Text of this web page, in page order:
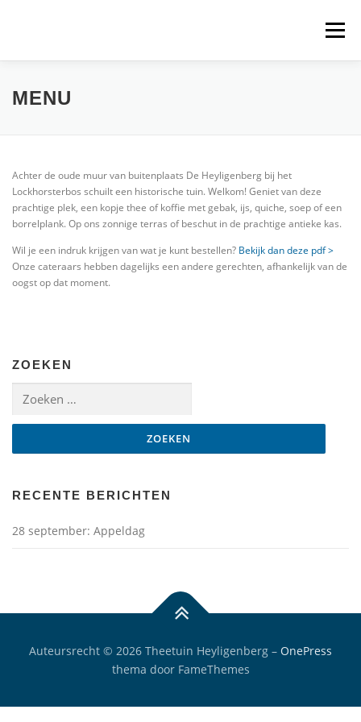
Menu
MENU
Achter de oude muur van buitenplaats De Heyligenberg bij het
Lockhorsterbos schuilt een historische tuin. Welkom! Geniet van deze
prachtige plek, een kopje thee of koffie met gebak, ijs, quiche, soep of een
borrelplank. Op ons zonnige terras of beschut in de prachtige antieke kas.
Wil je een indruk krijgen van wat je kunt bestellen? Bekijk dan deze pdf >
Onze cateraars hebben dagelijks een andere gerechten, afhankelijk van de
oogst op dat moment.
ZOEKEN
RECENTE BERICHTEN
28 september: Appeldag
Auteursrecht © 2026 Theetuin Heyligenberg – OnePress
thema door FameThemes